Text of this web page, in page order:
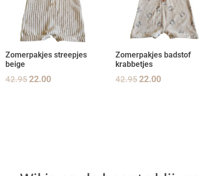
Zomerpakjes streepjes
beige
42.9522.00
Zomerpakjes badstof
krabbetjes
42.9522.00